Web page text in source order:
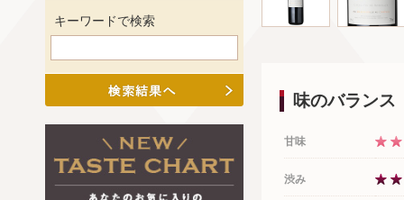
味のバランス
甘味
渋み
キーワードで検索